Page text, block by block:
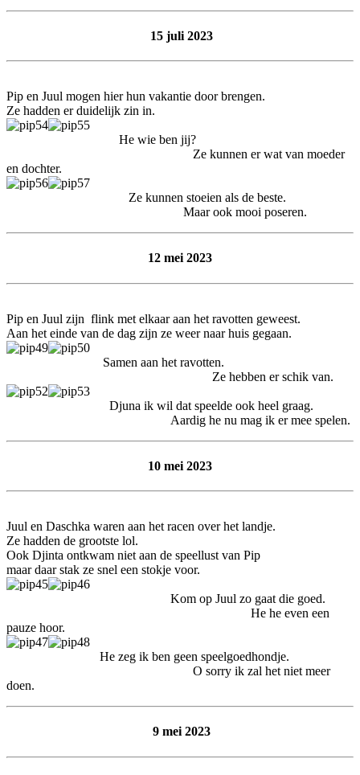
15 juli 2023
Pip en Juul mogen hier hun vakantie door brengen.
Ze hadden er duidelijk zin in.
He wie ben jij?
Ze kunnen er wat van moeder
en dochter.
Ze kunnen stoeien als de beste.
Maar ook mooi poseren.
12 mei 2023
Pip en Juul zijn flink met elkaar aan het ravotten geweest.
Aan het einde van de dag zijn ze weer naar huis gegaan.
Samen aan het ravotten.
Ze hebben er schik van.
Djuna ik wil dat speelde ook heel graag.
Aardig he nu mag ik er mee spelen.
10 mei 2023
Juul en Daschka waren aan het racen over het landje.
Ze hadden de grootste lol.
Ook Djinta ontkwam niet aan de speellust van Pip
maar daar stak ze snel een stokje voor.
Kom op Juul zo gaat die goed.
He he even een
pauze hoor.
He zeg ik ben geen speelgoedhondje.
O sorry ik zal het niet meer
doen.
9 mei 2023